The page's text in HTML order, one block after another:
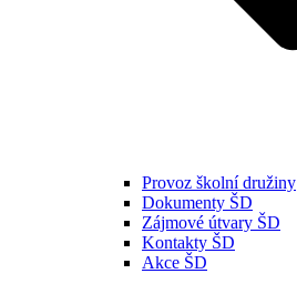
Provoz školní družiny
Dokumenty ŠD
Zájmové útvary ŠD
Kontakty ŠD
Akce ŠD